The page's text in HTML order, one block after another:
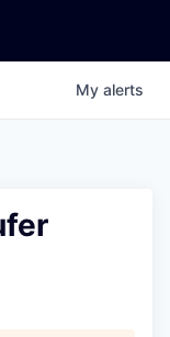
My alerts